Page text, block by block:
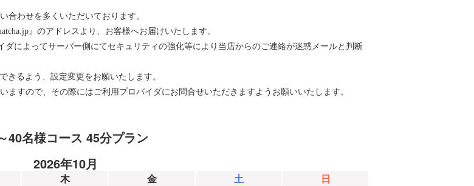
合わせを多くいただいております。
』のアドレスより、お客様へお届けいたします。
ダによってサーバー側にてセキュリティの強化等により当店からのご連絡が迷惑メールと判断
きるよう、設定変更をお願いたします。
すので、その際にはご利用プロバイダにお問合せいただきますようお願いいたします。
40名様コース 45分プラン
2026年10月
木 金 土 日